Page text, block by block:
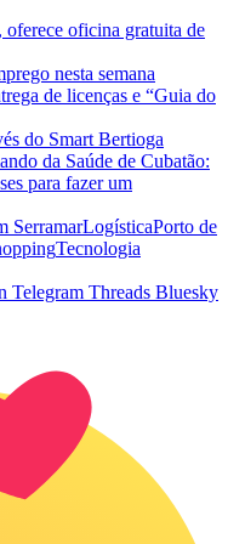
oficina gratuita de
nesta semana
de licenças e “Guia do
do Smart Bertioga
da Saúde de Cubatão:
para fazer um
SerramarLogísticaPorto de
Tecnologia
Telegram Threads Bluesky